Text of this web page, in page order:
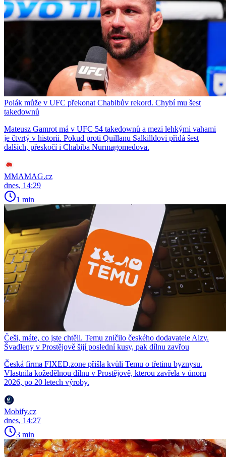
Polák může v UFC překonat Chabibův rekord. Chybí mu šest
takedownů
Mateusz Gamrot má v UFC 54 takedownů a mezi lehkými vahami
je čtvrtý v historii. Pokud proti Quillanu Salkilldovi přidá šest
dalších, přeskočí i Chabiba Nurmagomedova.
MMAMAG.cz
dnes, 14:29
1 min
Češi, máte, co jste chtěli. Temu zničilo českého dodavatele Alzy.
Švadleny v Prostějově šijí poslední kusy, pak dílnu zavřou
Česká firma FIXED.zone přišla kvůli Temu o třetinu byznysu.
Vlastnila kožedělnou dílnu v Prostějově, kterou zavřela v únoru
2026, po 20 letech výroby.
Mobify.cz
dnes, 14:27
3 min